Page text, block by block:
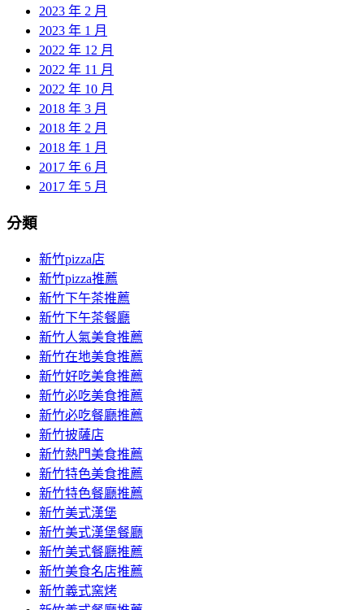
2023 年 2 月
2023 年 1 月
2022 年 12 月
2022 年 11 月
2022 年 10 月
2018 年 3 月
2018 年 2 月
2018 年 1 月
2017 年 6 月
2017 年 5 月
分類
新竹pizza店
新竹pizza推薦
新竹下午茶推薦
新竹下午茶餐廳
新竹人氣美食推薦
新竹在地美食推薦
新竹好吃美食推薦
新竹必吃美食推薦
新竹必吃餐廳推薦
新竹披薩店
新竹熱門美食推薦
新竹特色美食推薦
新竹特色餐廳推薦
新竹美式漢堡
新竹美式漢堡餐廳
新竹美式餐廳推薦
新竹美食名店推薦
新竹義式窯烤